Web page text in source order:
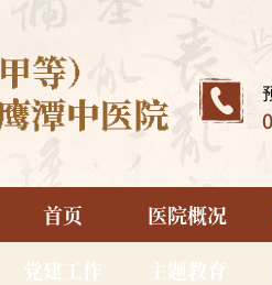
首页 医院概况
党建工作
主题教育